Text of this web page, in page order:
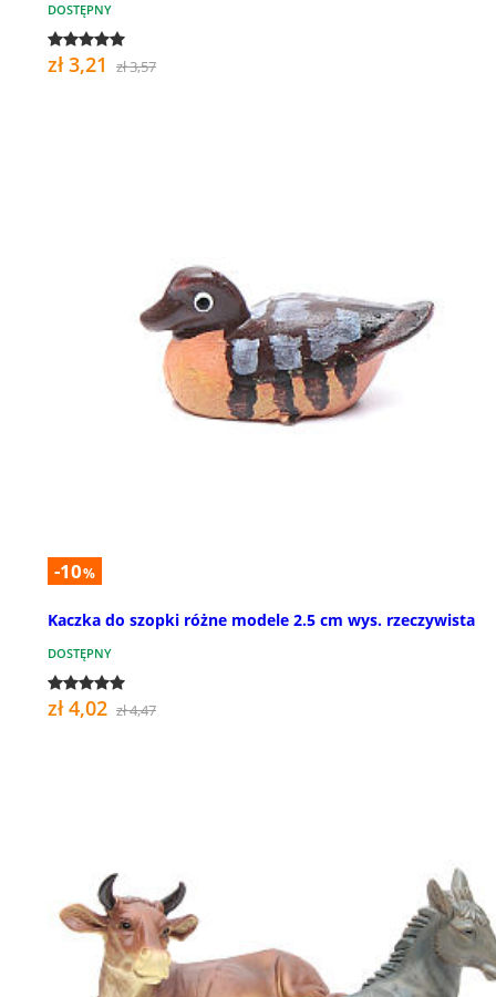
DOSTĘPNY
zł 3,21 zł 3,57
-10%
Kaczka do szopki różne modele 2.5 cm wys. rzeczywista
DOSTĘPNY
zł 4,02 zł 4,47